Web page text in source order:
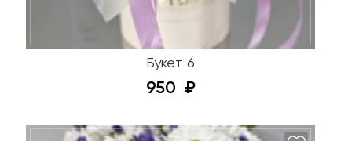
Букет 6
950